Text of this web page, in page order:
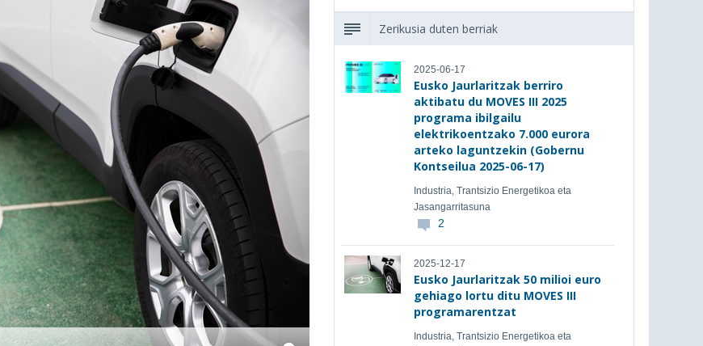
Zerikusia duten berriak
2025-06-17
Eusko Jaurlaritzak berriro
aktibatu du MOVES III 2025
programa ibilgailu
elektrikoentzako 7.000 eurora
arteko laguntzekin (Gobernu
Kontseilua 2025-06-17)
Industria, Trantsizio Energetikoa eta
Jasangarritasuna
2
2025-12-17
Eusko Jaurlaritzak 50 milioi euro
gehiago lortu ditu MOVES III
programarentzat
Industria, Trantsizio Energetikoa eta